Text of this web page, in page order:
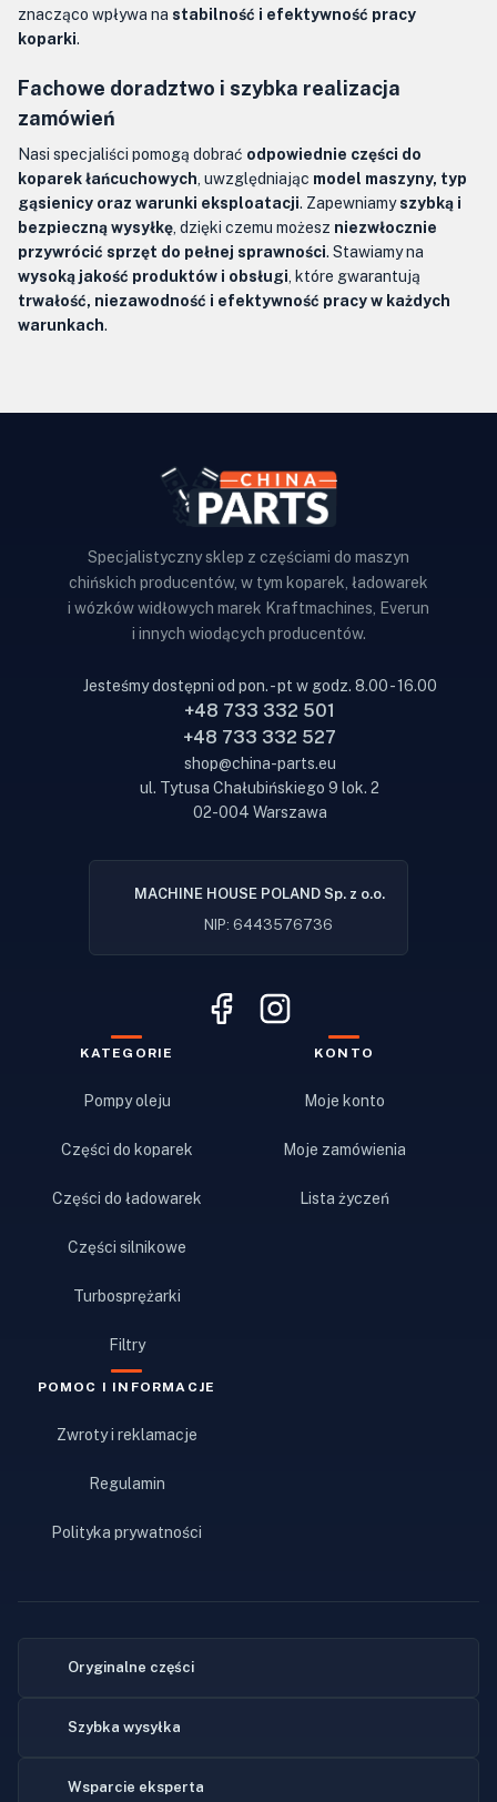
znacząco wpływa na stabilność i efektywność pracy
koparki.
Fachowe doradztwo i szybka realizacja
zamówień
Nasi specjaliści pomogą dobrać odpowiednie części do
koparek łańcuchowych , uwzględniając model maszyny, typ
gąsienicy oraz warunki eksploatacji. Zapewniamyszybką i
bezpieczną wysyłkę , dzięki czemu możesz niezwłocznie
przywrócić sprzęt do pełnej sprawności. Stawiamy na
wysoką jakość produktów i obsługi , które gwarantują
trwałość, niezawodność i efektywność pracy w każdych
warunkach.
Specjalistyczny sklep z częściami do maszyn
chińskich producentów, w tym koparek, ładowarek
i wózków widłowych marek Kraftmachines, Everun
i innych wiodących producentów.
Jesteśmy dostępni od pon. - pt w godz. 8.00 - 16.00
+48 733 332 501
+48 733 332 527
shop@china-parts.eu
ul. Tytusa Chałubińskiego 9 lok. 2
02-004 Warszawa
MACHINE HOUSE POLAND Sp. z o.o.
NIP: 6443576736
KATEGORIE
Pompy oleju
Części do koparek
Części do ładowarek
Części silnikowe
Turbosprężarki
Filtry
KONTO
Moje konto
Moje zamówienia
Lista życzeń
POMOC I INFORMACJE
Zwroty i reklamacje
Regulamin
Polityka prywatności
Oryginalne części
Szybka wysyłka
Wsparcie eksperta